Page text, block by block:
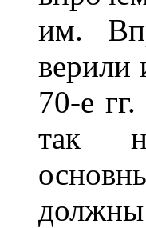
им.
верили
70-е
так